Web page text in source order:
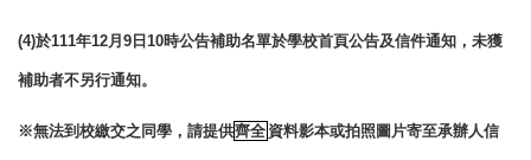
(4)於111年12月 9 日 10時公告補助名單於學校首頁公告及信件通知，未獲
補助者不另行通知。
※無法到校繳交之同學，請提供齊全 資料影本或拍照圖片寄至承辦人信